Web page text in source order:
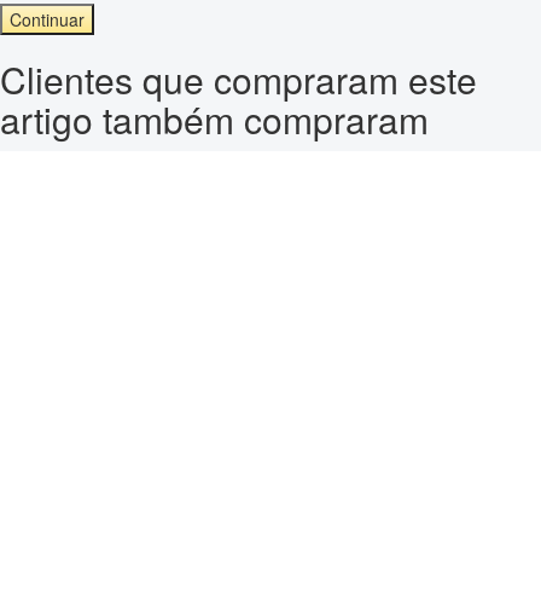
Continuar
Clientes que compraram este
artigo também compraram